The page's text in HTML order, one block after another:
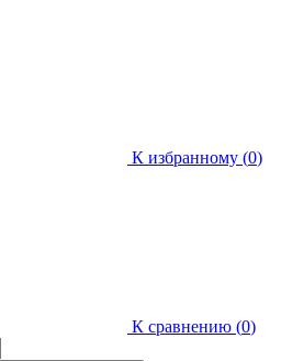
К избранному (0)
К сравнению (0)